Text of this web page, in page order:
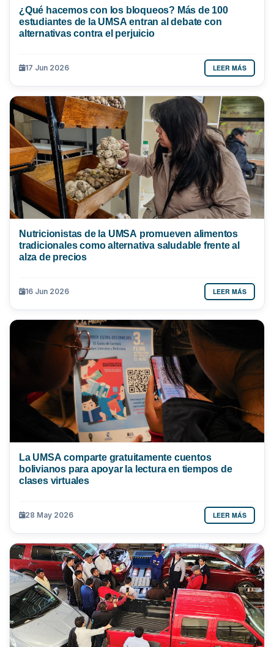
¿Qué hacemos con los bloqueos? Más de 100
estudiantes de la UMSA entran al debate con
alternativas contra el perjuicio
17 Jun 2026 LEER MÁS
Nutricionistas de la UMSA promueven alimentos
tradicionales como alternativa saludable frente al
alza de precios
16 Jun 2026 LEER MÁS
La UMSA comparte gratuitamente cuentos
bolivianos para apoyar la lectura en tiempos de
clases virtuales
28 May 2026 LEER MÁS